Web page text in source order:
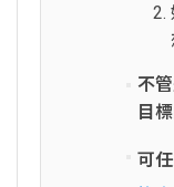
不
目
可